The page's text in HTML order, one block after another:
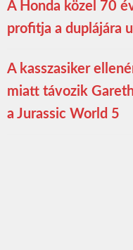
A Honda közel 70
profitja a duplájára
A kasszasiker
miatt távozik
a Jurassic World 5